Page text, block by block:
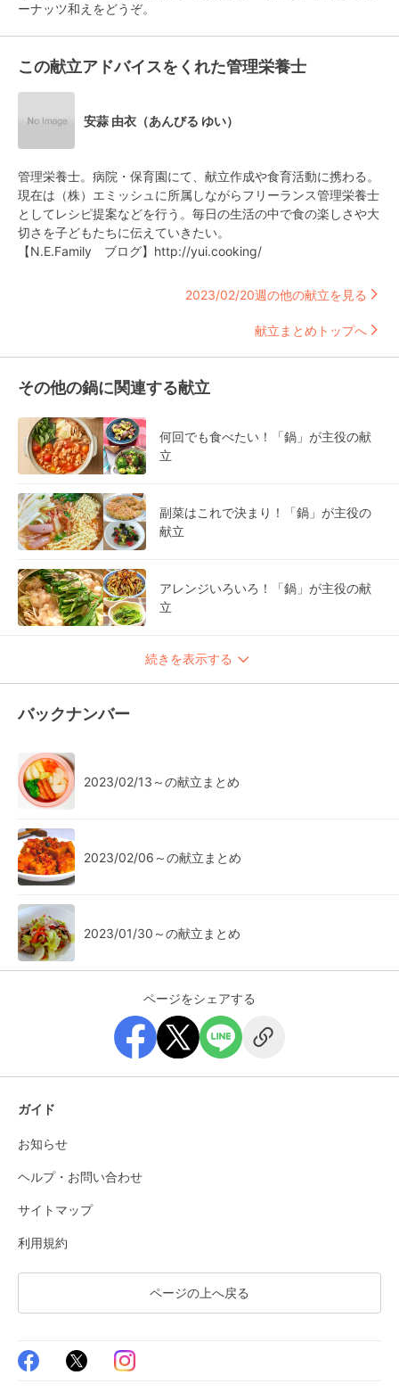
ーナッツ和えをどうぞ。
この献立アドバイスをくれた管理栄養士
安蒜 由衣（あんびる ゆい）
管理栄養士。病院・保育園にて、献立作成や食育活動に携わる。
現在は（株）エミッシュに所属しながらフリーランス管理栄養士
としてレシピ提案などを行う。毎日の生活の中で食の楽しさや大
切さを子どもたちに伝えていきたい。
【N.E.Family ブログ】http://yui.cooking/
2023/02/20週の他の献立を見る
献立まとめトップへ
その他の鍋に関連する献立
何回でも食べたい！「鍋」が主役の献
立
副菜はこれで決まり！「鍋」が主役の
献立
アレンジいろいろ！「鍋」が主役の献
立
続きを表示する
バックナンバー
2023/02/13～の献立まとめ
2023/02/06～の献立まとめ
2023/01/30～の献立まとめ
ページをシェアする
ガイド
お知らせ
ヘルプ・お問い合わせ
サイトマップ
利用規約
ページの上へ戻る